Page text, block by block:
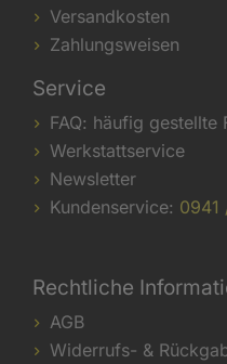
Versandkosten
Zahlungsweisen
Service
FAQ: häufig gestellte
Werkstattservice
Newsletter
Kundenservice: 0941
Rechtliche
AGB
Widerrufs- &